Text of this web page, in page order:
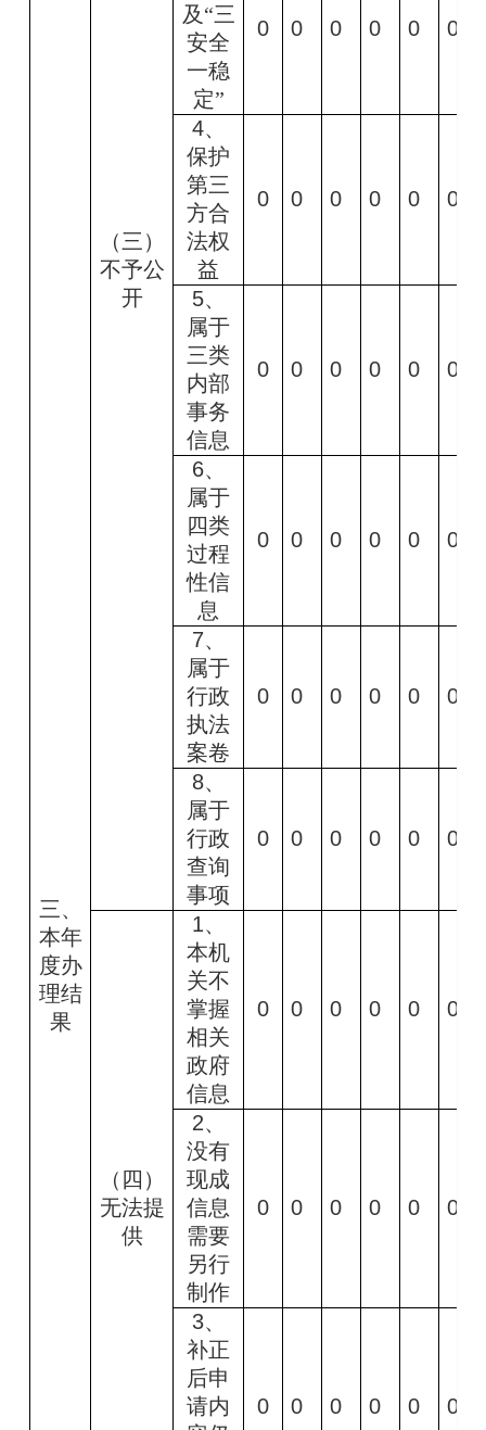
三、
本年
度办
理结
果
（三）
不予公
开
及“三
安全
一稳
定”
0 0 0 0 0 0
4、
保护
第三
方合
法权
益
0 0 0 0 0 0
5、
属于
三类
内部
事务
信息
0 0 0 0 0 0
6、
属于
四类
过程
性信
息
0 0 0 0 0 0
7、
属于
行政
执法
案卷
0 0 0 0 0 0
8、
属于
行政
查询
事项
0 0 0 0 0 0
（四）
无法提
供
1、
本机
关不
掌握
相关
政府
信息
0 0 0 0 0 0
2、
没有
现成
信息
需要
另行
制作
0 0 0 0 0 0
3、
补正
后申
请内
0 0 0 0 0 0